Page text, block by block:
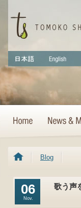
Blog
06
Nov.
歌う声